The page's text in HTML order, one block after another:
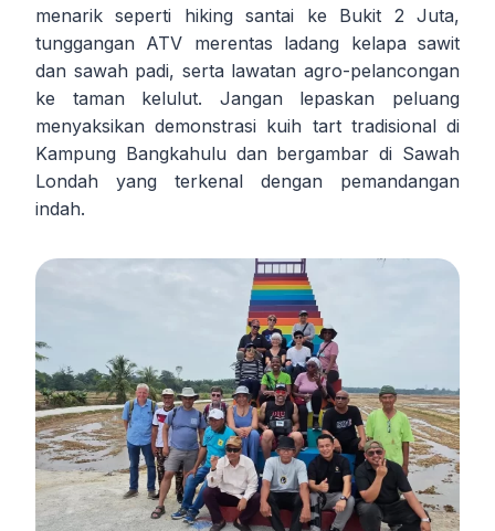
menarik seperti hiking santai ke Bukit 2 Juta,
tunggangan ATV merentas ladang kelapa sawit
dan sawah padi, serta lawatan agro-pelancongan
ke taman kelulut. Jangan lepaskan peluang
menyaksikan demonstrasi kuih tart tradisional di
Kampung Bangkahulu dan bergambar di Sawah
Londah yang terkenal dengan pemandangan
indah.